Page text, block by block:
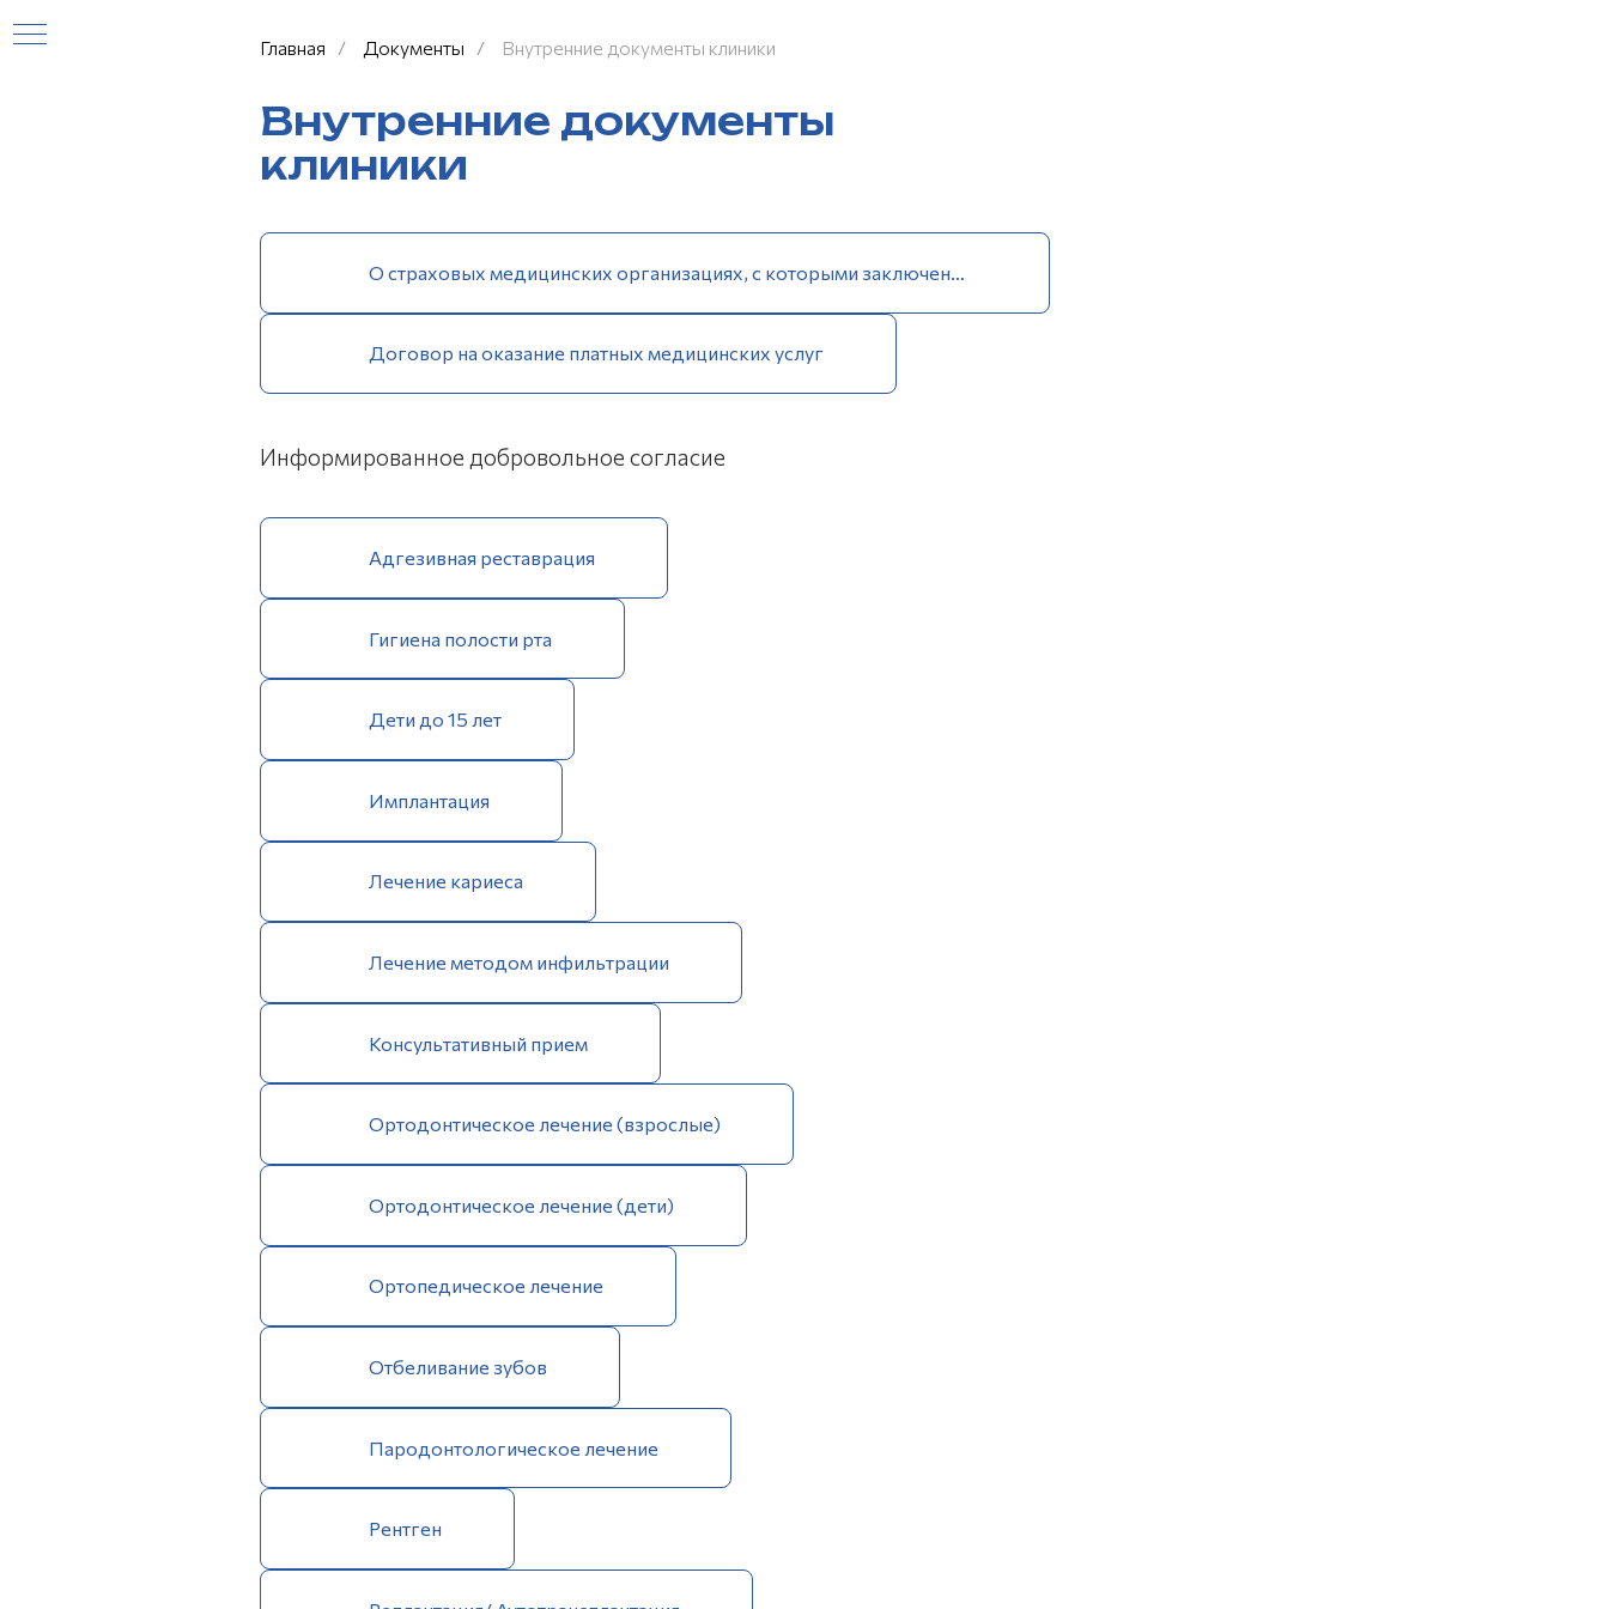
Главная / Документы / Внутренние документы клиники
Внутренние документы
клиники
Договор на оказание платных медицинских услуг
Информированное добровольное согласие
Адгезивная реставрация
Гигиена полости рта
Дети до 15 лет
Имплантация
Лечение кариеса
Лечение методом инфильтрации
Консультативный прием
Ортодонтическое лечение (взрослые)
Ортодонтическое лечение (дети)
Ортопедическое лечение
Отбеливание зубов
Пародонтологическое лечение
Рентген